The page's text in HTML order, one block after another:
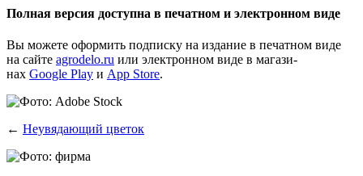
Полная версия доступна в печатном и электронном виде
Вы може­те офор­мить под­пис­ку на изда­ние в печат­ном виде
на сай­те agrodelo.ru или элек­трон­ном виде в мага­зи­
нах Google Play и App Store.
← Неувядающий цветок